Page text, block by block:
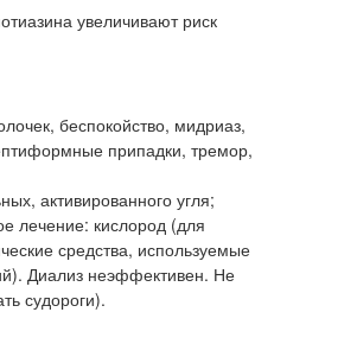
увеличивают риск
беспокойство, мидриаз,
припадки, тремор,
активированного угля;
лечение: кислород (для
средства, используемые
Диализ неэффективен. Не
судороги).